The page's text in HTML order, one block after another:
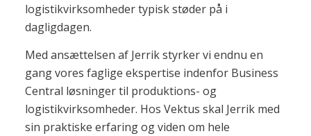
logistikvirksomheder typisk støder på i
dagligdagen.
Med ansættelsen af Jerrik styrker vi endnu en
gang vores faglige ekspertise indenfor Business
Central løsninger til produktions- og
logistikvirksomheder. Hos Vektus skal Jerrik med
sin praktiske erfaring og viden om hele